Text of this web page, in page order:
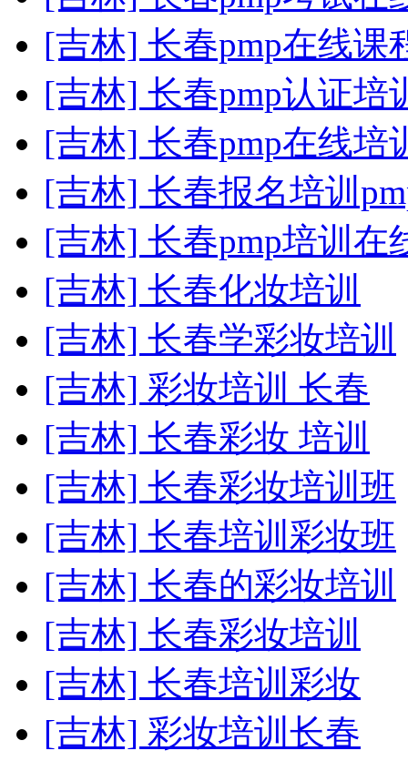
[吉林] 长春pmp在线课
[吉林] 长春pmp认证培
[吉林] 长春pmp在线培
[吉林] 长春报名培训
[吉林] 长春pmp培训在
[吉林] 长春化妆培训
[吉林] 长春学彩妆培训
[吉林] 彩妆培训 长春
[吉林] 长春彩妆 培训
[吉林] 长春彩妆培训班
[吉林] 长春培训彩妆班
[吉林] 长春的彩妆培训
[吉林] 长春彩妆培训
[吉林] 长春培训彩妆
[吉林] 彩妆培训长春